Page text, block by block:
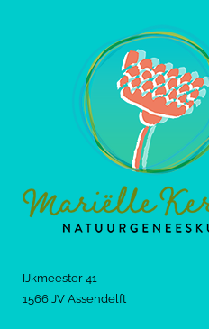
IJkmeester 41
1566 JV Assendelft